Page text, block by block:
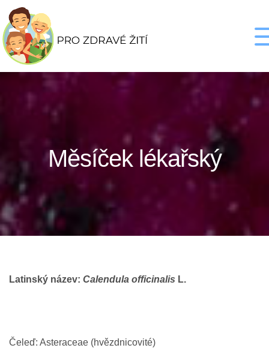
Měsíček lékařský
Latinský název: Calendula officinalis L.
Čeleď: Asteraceae (hvězdnicovité)